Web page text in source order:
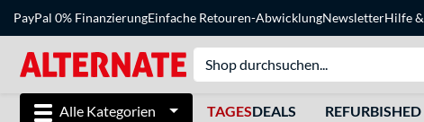
PayPal 0% FinanzierungEinfache Retouren-AbwicklungNewsletterHilfe&
Alle Kategorien TAGESDEALS REFURBISHED